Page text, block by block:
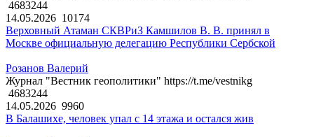
4683244
14.05.2026 10174
Верховный Атаман СКВРиЗ Камшилов В. В. принял в
Москве официальную делегацию Республики Сербской
Розанов Валерий
Журнал "Вестник геополитики" https://t.me/vestnikg
4683244
14.05.2026 9960
В Балашихе, человек упал с 14 этажа и остался жив